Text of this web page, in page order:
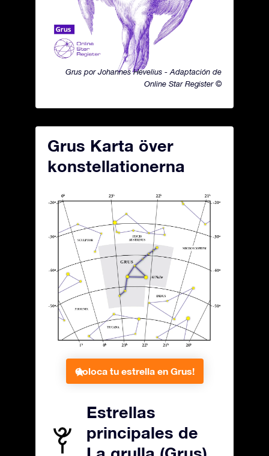
Grus por Johannes Hevelius - Adaptación de
Online Star Register ©
Grus Karta över
konstellationerna
Coloca tu estrella en Grus!
Estrellas
principales de